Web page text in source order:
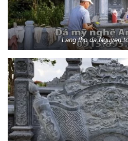
Lang tho da Nguyen